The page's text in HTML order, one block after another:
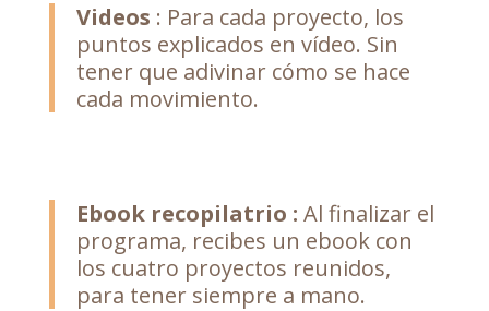
Videos : Para cada proyecto, los
puntos explicados en vídeo. Sin
tener que adivinar cómo se hace
cada movimiento.
Ebook recopilatrio : Al finalizar el
programa, recibes un ebook con
los cuatro proyectos reunidos,
para tener siempre a mano.